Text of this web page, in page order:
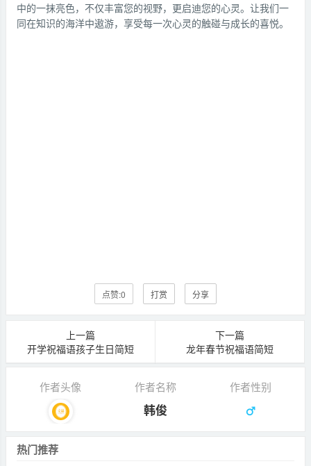
中的一抹亮色，不仅丰富您的视野，更启迪您的心灵。让我们一
同在知识的海洋中遨游，享受每一次心灵的触碰与成长的喜悦。
点赞:0 打赏 分享
上一篇
开学祝福语孩子生日简短
下一篇
龙年春节祝福语简短
作者头像 作者名称 作者性别
韩俊
热门推荐